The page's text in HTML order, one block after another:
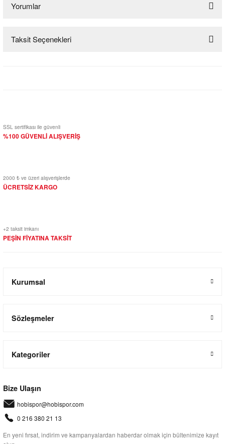
Yorumlar
Bu ürüne ilk yorumu siz yapın!
Taksit Seçenekleri
SSL sertifikası ile güvenli
%100 GÜVENLİ ALIŞVERİŞ
2000 ₺ ve üzeri alışverişlerde
ÜCRETSİZ KARGO
+2 taksit imkanı
PEŞİN FİYATINA TAKSİT
Kurumsal
Sözleşmeler
Kategoriler
Bize Ulaşın
hobispor@hobispor.com
0 216 380 21 13
En yeni fırsat, indirim ve kampanyalardan haberdar olmak için bültenimize kayıt